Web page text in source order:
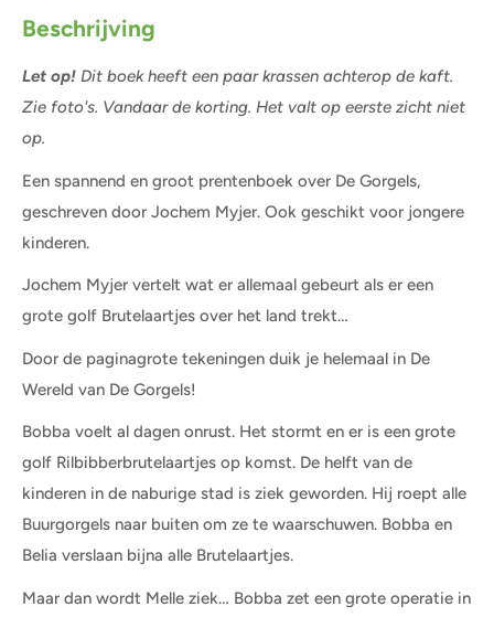
Beschrijving
Let op! Dit boek heeft een paar krassen achterop de kaft.
Zie foto's. Vandaar de korting. Het valt op eerste zicht niet
op.
Een spannend en groot prentenboek over De Gorgels,
geschreven door Jochem Myjer. Ook geschikt voor jongere
kinderen.
Jochem Myjer vertelt wat er allemaal gebeurt als er een
grote golf Brutelaartjes over het land trekt…
Door de paginagrote tekeningen duik je helemaal in De
Wereld van De Gorgels!
Bobba voelt al dagen onrust. Het stormt en er is een grote
golf Rilbibberbrutelaartjes op komst. De helft van de
kinderen in de naburige stad is ziek geworden. Hij roept alle
Buurgorgels naar buiten om ze te waarschuwen. Bobba en
Belia verslaan bijna alle Brutelaartjes.
Maar dan wordt Melle ziek… Bobba zet een grote operatie in